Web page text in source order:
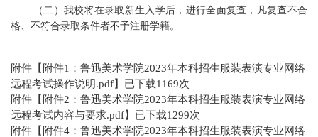
（ 二 ） 我校将在录取新生入学后，进行全面复查，凡复查不合
格、不符合录取条件者不予注册学籍。
附件【 附件1：鲁迅美术学院2023年本科招生服装表演专业网络
远程考试操作说明.pdf】已下载1169次
附件【 附件2：鲁迅美术学院2023年本科招生服装表演专业网络
远程考试内容与要求.pdf】已下载1299次
附件【 附件4：鲁迅美术学院2023年本科招生服装表演专业网络